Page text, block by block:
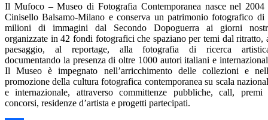
Il Mufoco – Museo di Fotografia Contemporanea nasce nel 2004
Cinisello Balsamo-Milano e conserva un patrimonio fotografico di
milioni di immagini dal Secondo Dopoguerra ai giorni
organizzate in 42 fondi fotografici che spaziano per temi dal ritratto,
paesaggio, al reportage, alla fotografia di ricerca
documentando la presenza di oltre 1000 autori italiani e
Il Museo è impegnato nell’arricchimento delle collezioni e
promozione della cultura fotografica contemporanea su scala
e internazionale, attraverso committenze pubbliche, call, premi
concorsi, residenze d’artista e progetti partecipati.